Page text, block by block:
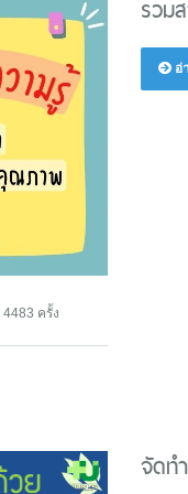
4483 ครั้ง
รวม
อ่
จัดท